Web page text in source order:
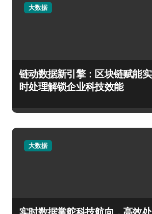
大数据
链动数据新引擎：区块链赋能实
时处理解锁企业科技效能
大数据